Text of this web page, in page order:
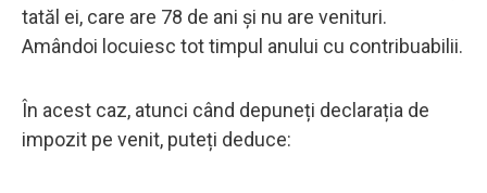
tatăl ei, care are 78 de ani și nu are venituri.
Amândoi locuiesc tot timpul anului cu contribuabilii.
În acest caz, atunci când depuneți declarația de
impozit pe venit, puteți deduce: